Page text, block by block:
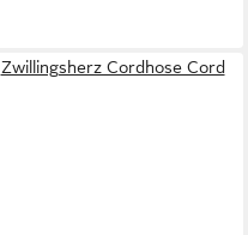
Zwillingsherz Cordhose Cord